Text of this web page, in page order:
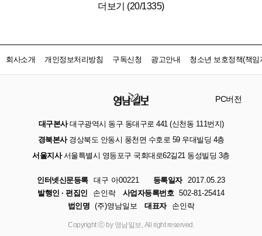
더보기 (20/1335)
회사소개 개인정보처리방침 구독신청 광고안내 청소년 보호정책(책임
PC버전
대구본사대구광역시 동구 동대구로 441 (신천동 111번지)
경북본사경상북도 안동시 풍천면 수호로 59 우대빌딩 4층
서울지사서울특별시 영등포구 국회대로62길21 동성빌딩 3층
인터넷신문등록 대구 아00221 등록일자
2017.05.23
발행인 · 편집인
손인락 사업자등록번호 502-81-25414
법인명 (주)영남일보 대표자 손인락
Copyright ⓒ by 영남일보, All right reserved.